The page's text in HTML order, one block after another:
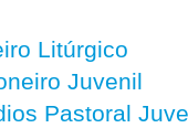
Litúrgico
Juvenil
Pastoral